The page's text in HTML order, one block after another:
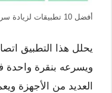
أفضل 10 تطبيقات لزيادة سرعة الإنترنت في اندرويد لعام 2022 2023
ويسرعه بنقرة واحدة
العديد من الأجهزة